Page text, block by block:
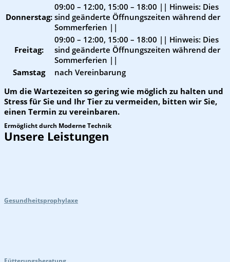
Donnerstag:
09:00 – 12:00, 15:00 – 18:00 || Hinweis: Dies
sind geänderte Öffnungszeiten während der
Sommerferien ||
Freitag:
09:00 – 12:00, 15:00 – 18:00 || Hinweis: Dies
sind geänderte Öffnungszeiten während der
Sommerferien ||
Samstag
nach Vereinbarung
Um die Wartezeiten so gering wie möglich zu halten und
Stress für Sie und Ihr Tier zu vermeiden, bitten wir Sie,
einen Termin zu vereinbaren.
Ermöglicht durch Moderne Technik
Unsere Leistungen
Gesundheitsprophylaxe